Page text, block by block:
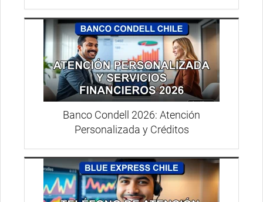
Banco Condell 2026: Atención
Personalizada y Créditos